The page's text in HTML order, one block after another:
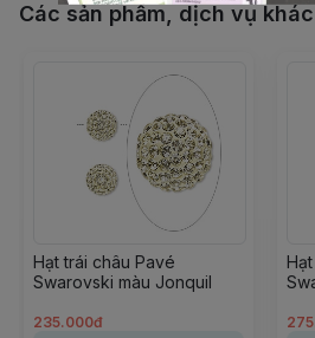
Các sản phẩm, dịch vụ khác
Hạt trái châu Pavé
Swarovski màu Jonquil
235.000đ